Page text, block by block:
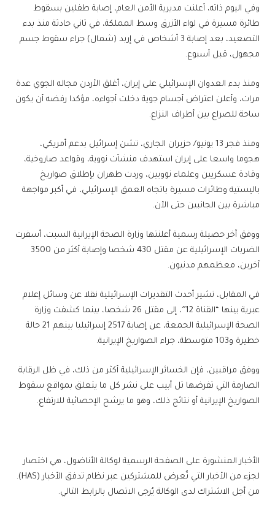
وفي اليوم ذاته، أعلنت مديرية الأمن العام، إصابة طفلين بسقوط
طائرة مسيرة في لواء الأزرق وسط المملكة، في ثاني حادثة منذ بدء
التصعيد، بعد إصابة 3 أشخاص في إربد (شمال) جراء سقوط جسم
مجهول، قبل أسبوع.
ومنذ بدء العدوان الإسرائيلي على إيران، أغلق الأردن مجاله الجوي عدة
مرات، وأعلن اعتراض أجسام جوية دخلت أجواءه، مؤكدا رفضه أن يكون
ساحة للصراع بين أطراف النزاع.
ومنذ فجر 13 يونيو/ حزيران الجاري، تشن إسرائيل بدعم أمريكي،
هجوما واسعا على إيران استهدف منشآت نووية، وقواعد صاروخية،
وقادة عسكريين وعلماء نوويين، وردت طهران بإطلاق صواريخ
باليستية وطائرات مسيرة باتجاه العمق الإسرائيلي، في أكبر مواجهة
مباشرة بين الجانبين حتى الآن.
ووفق آخر حصيلة رسمية أعلنتها وزارة الصحة الإيرانية السبت، أسفرت
الضربات الإسرائيلية عن مقتل 430 شخصا وإصابة أكثر من 3500
آخرين، معظمهم مدنيون.
في المقابل، تشير أحدث التقديرات الإسرائيلية نقلا عن وسائل إعلام
عبرية بينها “القناة 12″، إلى مقتل 26 شخصا، بينما كشفت وزارة
الصحة الإسرائيلية الجمعة، عن إصابة 2517 إسرائيليا بينهم 21 حالة
خطيرة و103 متوسطة، جراء الصواريخ الإيرانية.
ووفق مراقبين، فإن الخسائر الإسرائيلية أكثر من ذلك، في ظل الرقابة
الصارمة التي تفرضها تل أبيب على نشر كل ما يتعلق بمواقع سقوط
الصواريخ الإيرانية أو نتائج ذلك، وهو ما يرشح الإحصائية للارتفاع.
الأخبار المنشورة على الصفحة الرسمية لوكالة الأناضول، هي اختصار
لجزء من الأخبار التي تُعرض للمشتركين عبر نظام تدفق الأخبار (HAS).
من أجل الاشتراك لدى الوكالة يُرجى الاتصال بالرابط التالي.